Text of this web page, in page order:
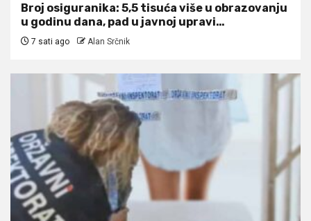
Broj osiguranika: 5,5 tisuća više u obrazovanju
u godinu dana, pad u javnoj upravi…
7 sati ago Alan Srčnik